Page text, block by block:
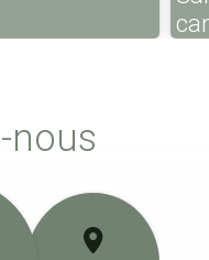
nous